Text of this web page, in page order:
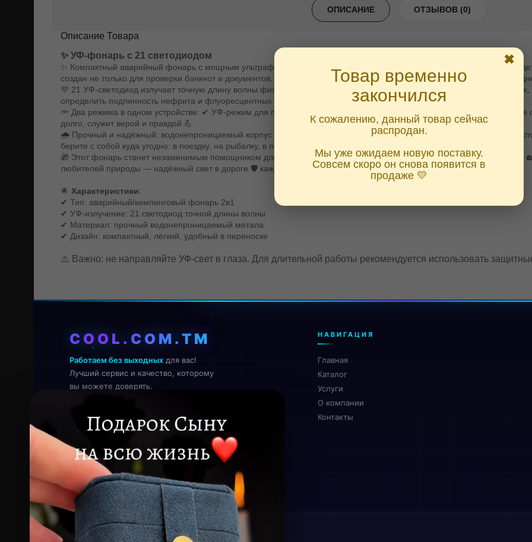
ОПИСАНИЕ ОТЗЫВОВ (0)
Описание Товара
✨ УФ-фонарь с 21 светодиодом
✨ Компактный аварийный фонарь с мощным ультрафиолетовым излучением — это не просто гаджет, а ваш личный
создан не только для проверки банкнот и документов, но и как верный спутник в путешествиях, на природе и в
💜 21 УФ-светодиод излучает точную длину волны фиолетового света: мгновенно выявляет скрытые метки на
определить подлинность нефрита и флуоресцентных материалов. Один клик — и правда на свету ✨
🔦 Два режима в одном устройстве: ✔ УФ-режим для проверки подлинности ✔ Белый свет с регулировкой яркости
долго, служит верой и правдой 💪
🌧️ Прочный и надёжный: водонепроницаемый корпус из износостойкого метала выдержит дождь, пыль и активное
берите с собой куда угодно: в поездку, на рыбалку, в поход или просто в карман на каждый день 🎒
🎁 Этот фонарь станет незаменимым помощником для: 💼 предпринимателей и кассиров — быстрая проверка купюр
любителей природы — надёжный свет в дороге 🛡️ каждого, кто ценит безопасность и практичность
🌟 Характеристики:
✔ Тип: аварийный/кемпинговый фонарь 2в1
✔ УФ-излучение: 21 светодиод точной длины волны
✔ Материал: прочный водонепроницаемый метала
✔ Дизайн: компактный, лёгкий, удобный в переноске
⚠️ Важно: не направляйте УФ-свет в глаза. Для длительной работы рекомендуется использовать
✖
Товар временно
закончился
К сожалению, данный товар сейчас
распродан.
Мы уже ожидаем новую поставку.
Совсем скоро он снова появится в
продаже 💛
COOL.COM.TM
Работаем без выходных для вас!
Лучший сервис и качество, которому
вы можете доверять.
НАВИГАЦИЯ
Главная
Каталог
Услуги
О компании
Контакты
КОНТАКТЫ
ТЕЛЕФОН
+993 649 593 67